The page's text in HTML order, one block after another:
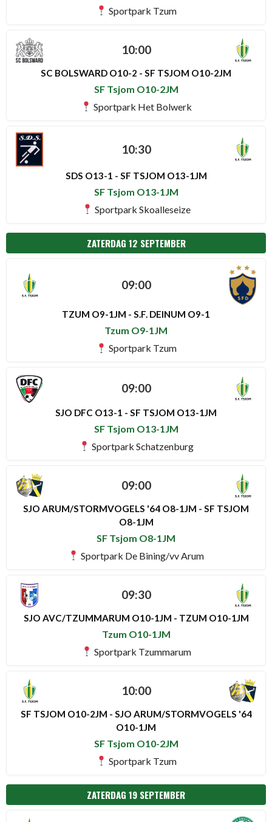
Sportpark Tzum
10:00
SC BOLSWARD O10-2 - SF TSJOM O10-2JM
SF Tsjom O10-2JM
Sportpark Het Bolwerk
10:30
SDS O13-1 - SF TSJOM O13-1JM
SF Tsjom O13-1JM
Sportpark Skoalleseize
ZATERDAG 12 SEPTEMBER
09:00
TZUM O9-1JM - S.F. DEINUM O9-1
Tzum O9-1JM
Sportpark Tzum
09:00
SJO DFC O13-1 - SF TSJOM O13-1JM
SF Tsjom O13-1JM
Sportpark Schatzenburg
09:00
SJO ARUM/STORMVOGELS '64 O8-1JM - SF TSJOM
O8-1JM
SF Tsjom O8-1JM
Sportpark De Bining/vv Arum
09:30
SJO AVC/TZUMMARUM O10-1JM - TZUM O10-1JM
Tzum O10-1JM
Sportpark Tzummarum
10:00
SF TSJOM O10-2JM - SJO ARUM/STORMVOGELS '64
O10-1JM
SF Tsjom O10-2JM
Sportpark Tzum
ZATERDAG 19 SEPTEMBER